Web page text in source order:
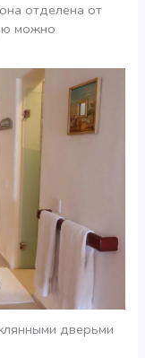
отделена от
можно
дверьми